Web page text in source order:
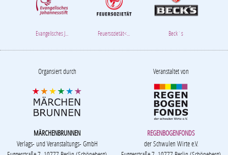
Evangelisches J... Feuersozietät<... Beck´s
Organsiert durch
MÄRCHENBRUNNEN
Verlags- und Veranstaltungs- GmbH
Veranstaltet von
REGENBOGENFONDS
der Schwulen Wirte e.V.